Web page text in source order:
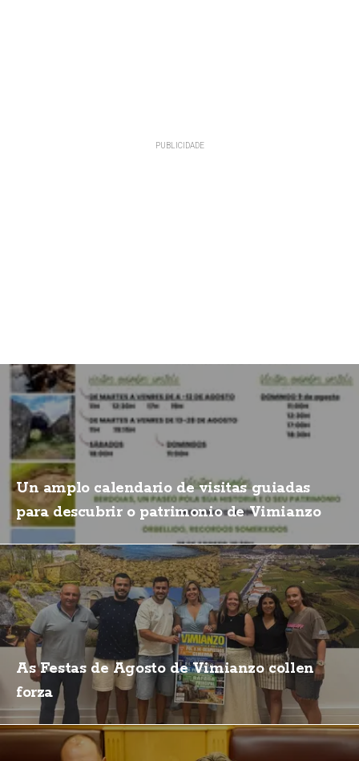
Un amplo calendario de visitas guiadas
para descubrir o patrimonio de Vimianzo
As Festas de Agosto de Vimianzo collen
forza